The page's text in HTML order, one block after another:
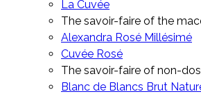
La Cuvée
The savoir-faire of the
Alexandra Rosé Millésimé
Cuvée Rosé
The savoir-faire of non-
Blanc de Blancs Brut